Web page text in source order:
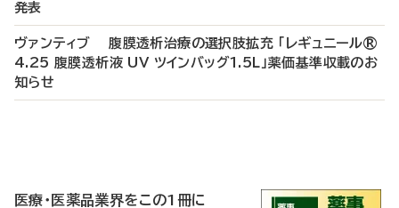
発表
ヴァンティブ 腹膜透析治療の選択肢拡充 「レギュニール®
4.25 腹膜透析液 UV ツインバッグ1.5L」薬価基準収載のお
知らせ
医療・医薬品業界をこの1冊に